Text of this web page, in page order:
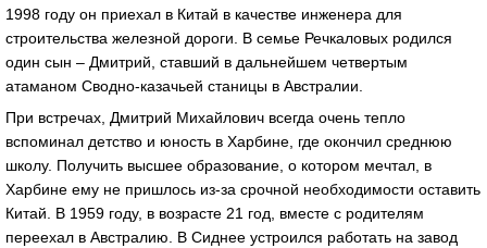
1998 году он приехал в Китай в качестве инженера для
строительства железной дороги. В семье Речкаловых родился
один сын – Дмитрий, ставший в дальнейшем четвертым
атаманом Сводно-казачьей станицы в Австралии.
При встречах, Дмитрий Михайлович всегда очень тепло
вспоминал детство и юность в Харбине, где окончил среднюю
школу. Получить высшее образование, о котором мечтал, в
Харбине ему не пришлось из-за срочной необходимости оставить
Китай. В 1959 году, в возрасте 21 год, вместе с родителям
переехал в Австралию. В Сиднее устроился работать на завод